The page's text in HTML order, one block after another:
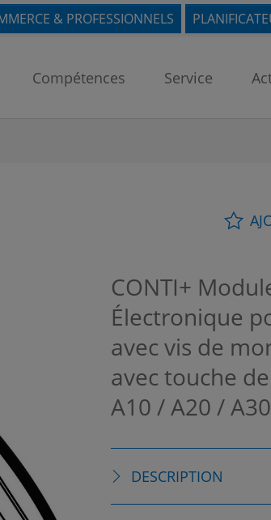
& PROFESSIONNELS
Compétences Service
CONTI+
Électronique
avec vis de
avec touche
A10 / A20 / A30
DESCRIPTION